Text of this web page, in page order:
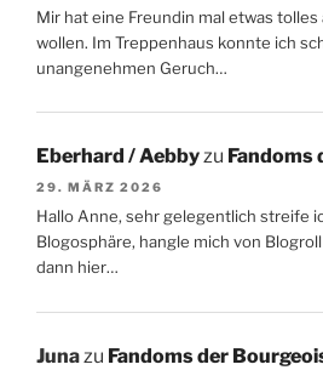
Mir hat eine Freundin mal etwas
wollen. Im Treppenhaus konnte ich
unangenehmen Geruch…
Eberhard / Aebbyzu Fandoms
29. MÄRZ 2026
Hallo Anne, sehr gelegentlich streife
Blogosphäre, hangle mich von
dann hier…
Juna zu Fandoms der